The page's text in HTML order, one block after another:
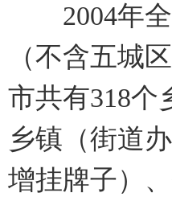
2004年全
（不含五城
市共有318个
乡镇（街道
增挂牌子）